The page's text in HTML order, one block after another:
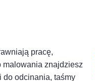
pracę,
malowania znajdziesz
do odcinania, taśmy